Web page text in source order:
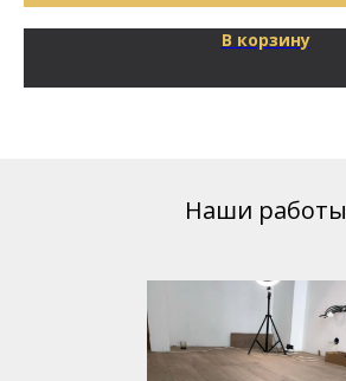
В корзину
Наши работы